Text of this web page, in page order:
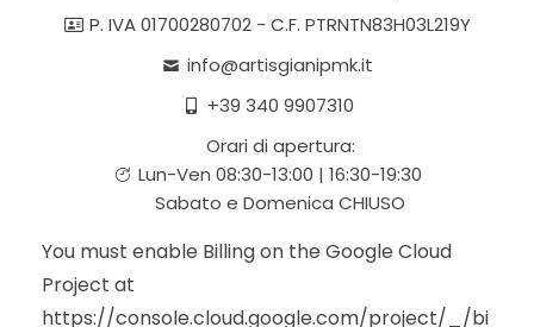
P. IVA 01700280702 - C.F. PTRNTN83H03L219Y
info@artisgianipmk.it
+39 340 9907310
Orari di apertura:
Lun-Ven 08:30-13:00 | 16:30-19:30
Sabato e Domenica CHIUSO
You must enable Billing on the Google Cloud
Project at
https://console.cloud.google.com/project/_/bi